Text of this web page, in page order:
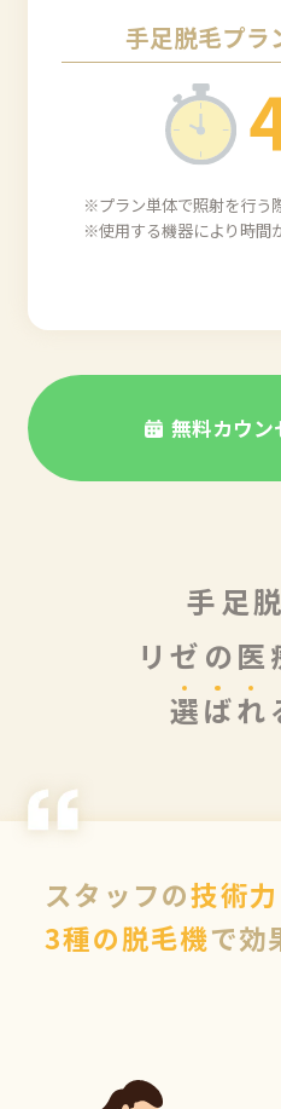
手足脱毛プラ
※プラン単体で照射を行う
※使用する機器により時間
無料カウン
手足
リゼの医
選ばれ
スタッフの技術力
3種の脱毛機で効